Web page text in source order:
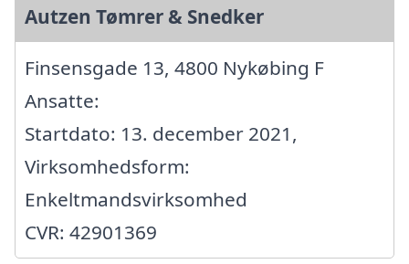
Autzen Tømrer & Snedker
Finsensgade 13, 4800 Nykøbing F
Ansatte:
Startdato: 13. december 2021,
Virksomhedsform:
Enkeltmandsvirksomhed
CVR: 42901369